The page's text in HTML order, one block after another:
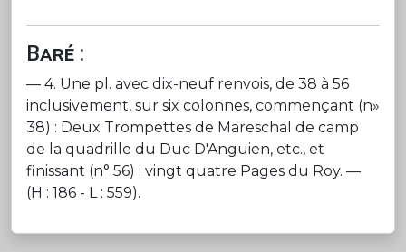
Baré :
— 4. Une pl. avec dix-neuf renvois, de 38 à 56
inclusivement, sur six colonnes, commençant (n»
38) : Deux Trompettes de Mareschal de camp
de la quadrille du Duc D'Anguien, etc., et
finissant (n° 56) : vingt quatre Pages du Roy. —
(H : 186 - L : 559).